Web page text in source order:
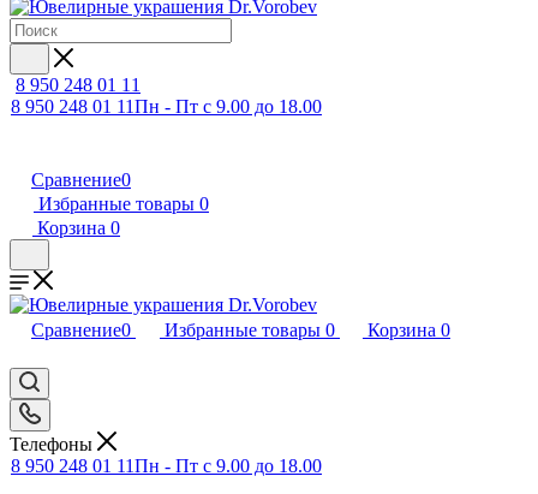
8 950 248 01 11
8 950 248 01 11Пн - Пт с 9.00 до 18.00
Сравнение0
Избранные товары 0
Корзина 0
Сравнение0 Избранные товары 0 Корзина 0
Телефоны
8 950 248 01 11Пн - Пт с 9.00 до 18.00